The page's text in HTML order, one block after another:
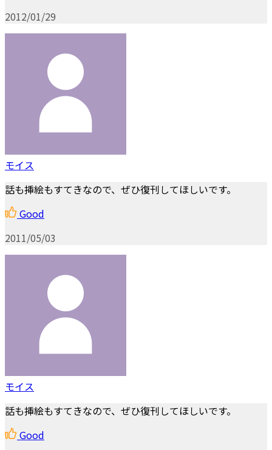
2012/01/29
モイス
話も挿絵もすてきなので、ぜひ復刊してほしいです。
Good
2011/05/03
モイス
話も挿絵もすてきなので、ぜひ復刊してほしいです。
Good